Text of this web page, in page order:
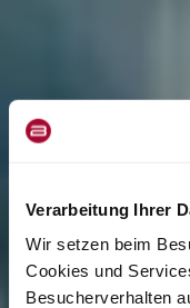
Verarbeitung Ihrer
Wir setzen beim
Cookies und
Besucherverhalten